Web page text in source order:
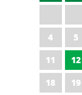
4
5
11
12
18
19